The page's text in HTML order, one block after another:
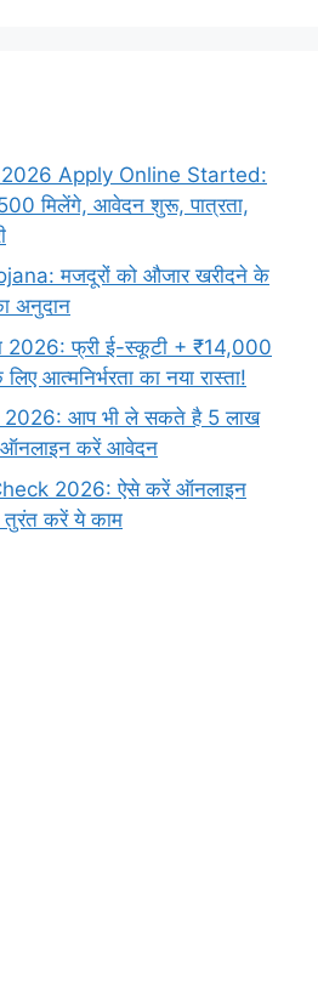
Apply Online Started:
मिलेंगे, आवेदन शुरू, पात्रता,
मजदूरों को औजार खरीदने के
अनुदान
2026: फ्री ई-स्कूटी + ₹14,000
आत्मनिर्भरता का नया रास्ता!
आप भी ले सकते है 5 लाख
ऑनलाइन करें आवेदन
2026: ऐसे करें ऑनलाइन
करें ये काम